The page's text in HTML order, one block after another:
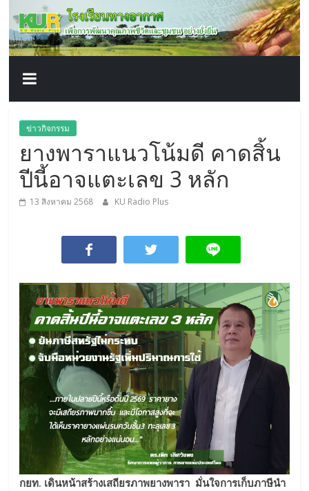
content
โรงเรียน
ทาง
อากาศ​
เพื่อ
พัฒนา
คุณภาพ
ชีวิต
ข่าวกิจกรรม
ยางพาราแนวโน้มดี คาดสิ้น
ปีนี้อาจแตะเลข 3 หลัก
13 สิงหาคม 2568 KU Radio Plus
กยท. เดินหน้าสร้างเสถียรภาพยางพารา มั่นใจการเก็บภาษีนำ